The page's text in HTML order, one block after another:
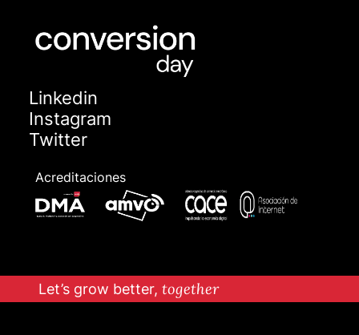
Linkedin
Instagram
Twitter
Acreditaciones
Let’s grow better, together